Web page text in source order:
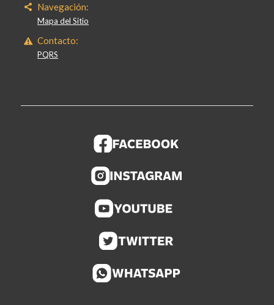
Navegación:
Mapa del Sitio
Contacto:
PQRS